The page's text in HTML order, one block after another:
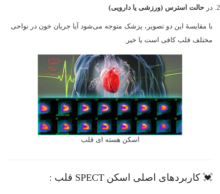
در حالت استرس (ورزشی یا دارویی)
با مقایسهٔ این دو تصویر، پزشک متوجه می‌شود آیا جریان خون در نواحی
مختلف قلب کافی است یا خیر.
اسکن هسته ای قلب
💓 کاربردهای اصلی اسکن SPECT قلب :